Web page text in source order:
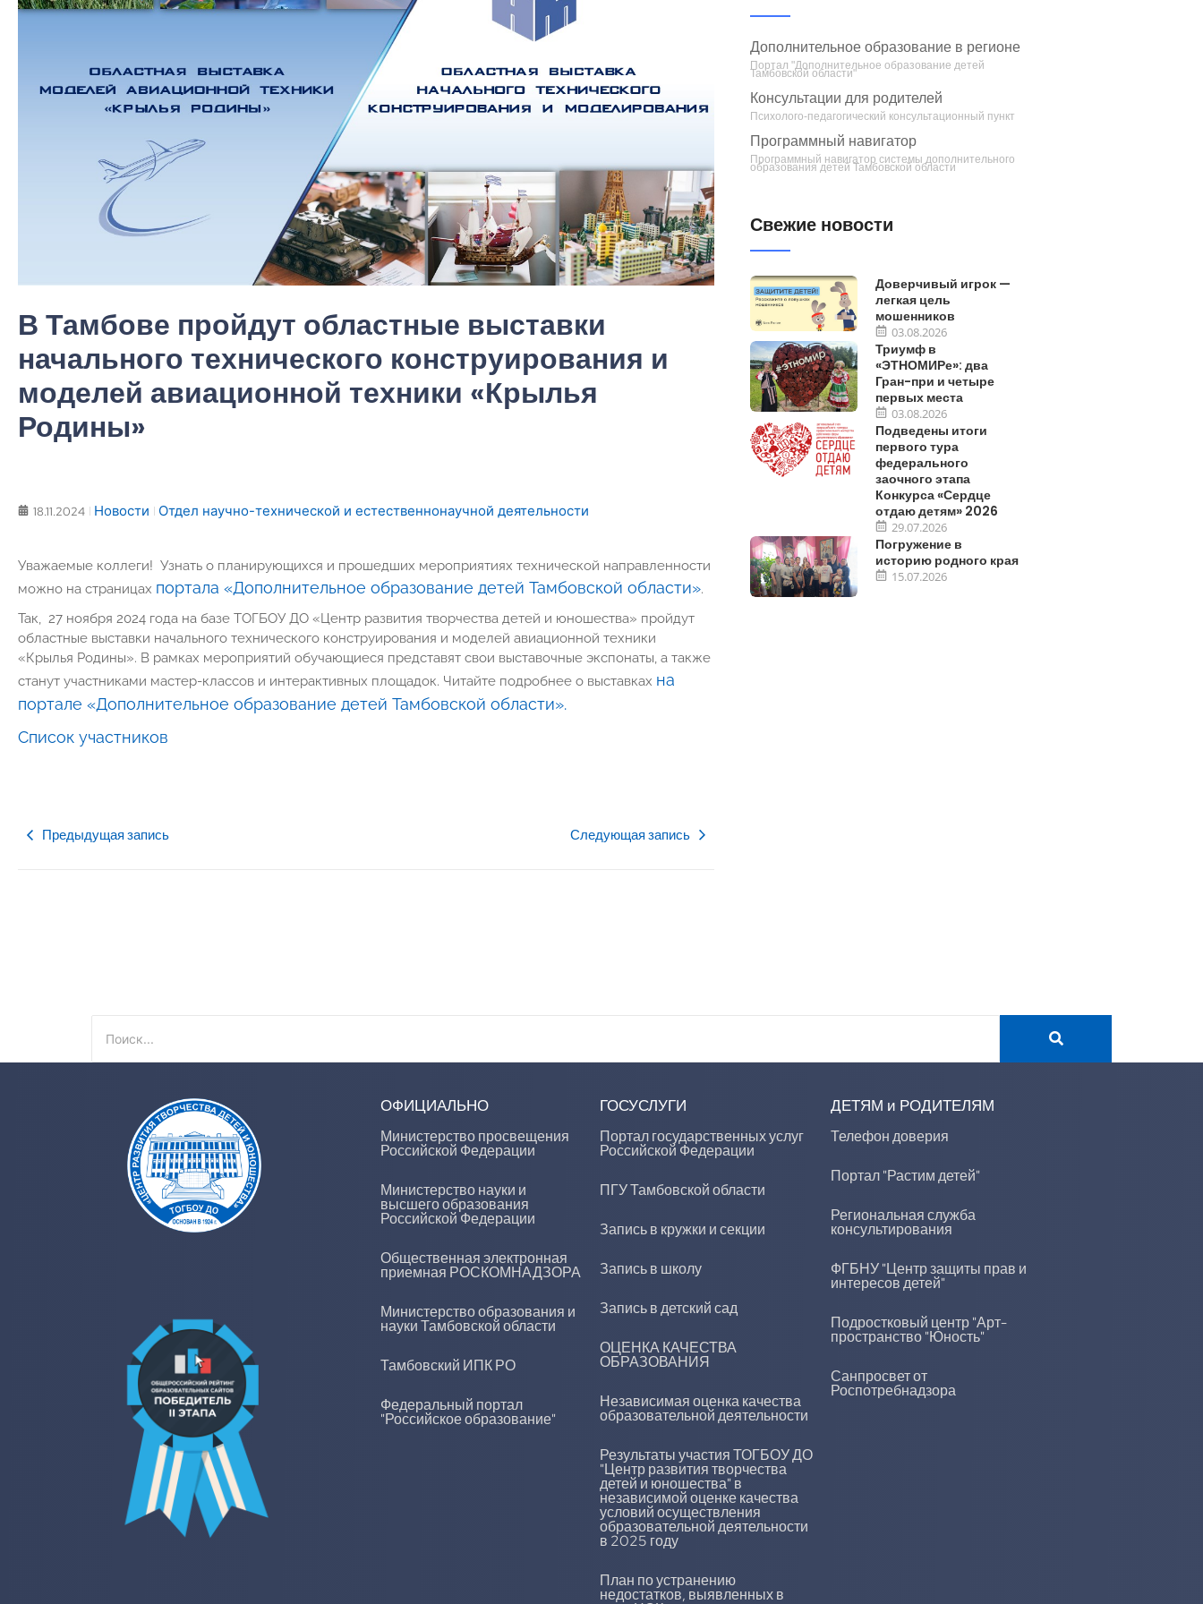
В Тамбове пройдут областные выставки
начального технического конструирования и
моделей авиационной техники «Крылья
Родины»
18.11.2024 Новости Отдел научно-технической и естественнонаучной деятельности
Уважаемые коллеги! Узнать о планирующихся и прошедших мероприятиях технической направленности
можно на страницах портала «Дополнительное образование детей Тамбовской области».
Так, 27 ноября 2024 года на базе ТОГБОУ ДО «Центр развития творчества детей и юношества» пройдут
областные выставки начального технического конструирования и моделей авиационной техники
«Крылья Родины». В рамках мероприятий обучающиеся представят свои выставочные экспонаты, а также
станут участниками мастер-классов и интерактивных площадок. Читайте подробнее о выставках на
портале «Дополнительное образование детей Тамбовской области».
Список участников
Предыдущая запись Следующая запись
Дополнительное образование в регионе
Портал "Дополнительное образование детей
Тамбовской области"
Консультации для родителей
Психолого-педагогический консультационный пункт
Программный навигатор
Программный навигатор системы дополнительного
образования детей Тамбовской области
Свежие новости
Доверчивый игрок —
легкая цель
мошенников
03.08.2026
Триумф в
«ЭТНОМИРе»: два
Гран-при и четыре
первых места
03.08.2026
Подведены итоги
первого тура
федерального
заочного этапа
Конкурса «Сердце
отдаю детям» 2026
29.07.2026
Погружение в
историю родного края
15.07.2026
ОФИЦИАЛЬНО
Министерство просвещения
Российской Федерации
Министерство науки и
высшего образования
Российской Федерации
Общественная электронная
приемная РОСКОМНАДЗОРА
Министерство образования и
науки Тамбовской области
Тамбовский ИПК РО
Федеральный портал
"Российское образование"
ГОСУСЛУГИ
Портал государственных услуг
Российской Федерации
ПГУ Тамбовской области
Запись в кружки и секции
Запись в школу
Запись в детский сад
ОЦЕНКА КАЧЕСТВА
ОБРАЗОВАНИЯ
Независимая оценка качества
образовательной деятельности
Результаты участия ТОГБОУ ДО
"Центр развития творчества
детей и юношества" в
независимой оценке качества
условий осуществления
образовательной деятельности
в 2025 году
План по устранению
недостатков, выявленных в
ДЕТЯМ и РОДИТЕЛЯМ
Телефон доверия
Портал "Растим детей"
Региональная служба
консультирования
ФГБНУ "Центр защиты прав и
интересов детей"
Подростковый центр "Арт-
пространство "Юность"
Санпросвет от
Роспотребнадзора